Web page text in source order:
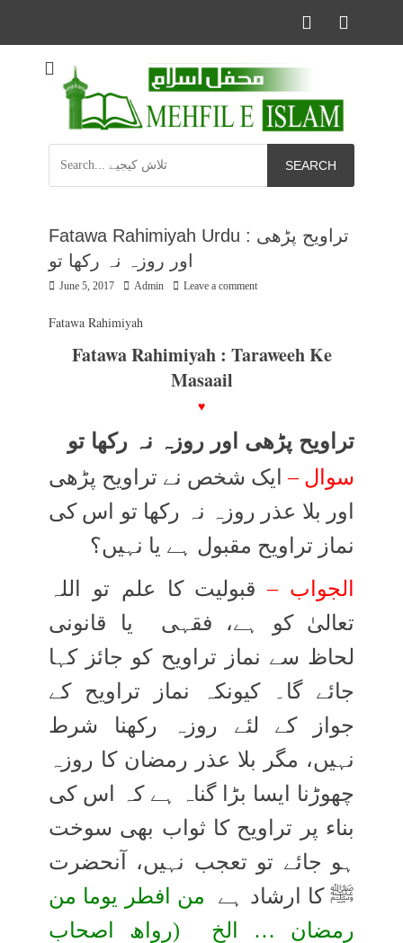
Facebook
Mehfil e Islam
Informational islamic articles on unique topics
for:
Fatawa Rahimiyah Urdu : تراویح پڑھی
اور روزہ نہ رکھا تو
Posted
June 5, 2017 Author
Admin Leave a comment
Fatawa Rahimiyah
Fatawa Rahimiyah : Taraweeh Ke
Masaail
♥
تراویح پڑھی اور روزہ نہ رکھا تو
سوال –ایک شخص نے تراویح پڑھی
اور بلا عذر روزہ نہ رکھا تو اس کی
نماز تراویح مقبول ہے یا نہیں؟
الجواب –قبولیت کا علم تو اللہ
تعالیٰ کو ہے، فقہی یا قانونی
لحاظ سے نماز تراویح کو جائز کہا
جائے گا۔ کیونکہ نماز تراویح کے
جواز کے لئے روزہ رکھنا شرط
نہیں، مگر بلا عذر رمضان کا روزہ
چھوڑنا ایسا بڑا گناہ ہے کہ اس کی
بناء پر تراویح کا ثواب بھی سوخت
ہو جائے تو تعجب نہیں، آنحضرت
ﷺ کا ارشاد ہے من افطر یوما من
رمضان … الخ (رواھ اصحاب